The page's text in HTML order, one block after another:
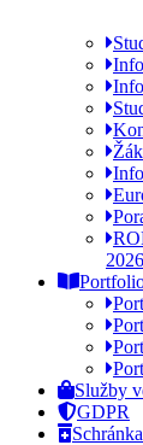
Služby
GDPR